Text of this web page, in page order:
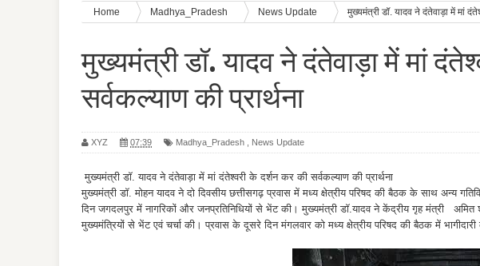
Home Madhya_Pradesh News Update मुख्यमंत्री डॉ. यादव ने दंतेवाड़ा में मां
मुख्यमंत्री डॉ. यादव ने दंतेवाड़ा में मां
सर्वकल्याण की प्रार्थना
XYZ 07:39 Madhya_Pradesh News Update
मुख्यमंत्री डॉ. यादव ने दंतेवाड़ा में मां दंतेश्वरी के दर्शन कर की सर्वकल्याण की प्रार्थना
मुख्यमंत्री डॉ. मोहन यादव ने दो दिवसीय छत्तीसगढ़ प्रवास में मध्य क्षेत्रीय परिषद की बैठक के साथ अन्य
दिन जगदलपुर में नागरिकों और जनप्रतिनिधियों से भेंट की। मुख्यमंत्री डॉ.यादव ने केंद्रीय गृह मंत्री अमित
मुख्यमंत्रियों से भेंट एवं चर्चा की। प्रवास के दूसरे दिन मंगलवार को मध्य क्षेत्रीय परिषद की बैठक में भागीदारी